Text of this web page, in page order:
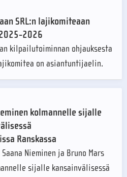
SRL:n lajikomiteaan
2026
kilpailutoiminnan ohjauksesta
on asiantuntijaelin.
kolmannelle sijalle
Ranskassa
Nieminen ja Bruno Mars
sijalle kansainvälisessä